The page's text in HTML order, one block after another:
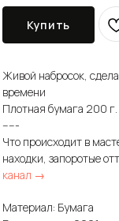
Купить
Живой набросок,
времени
Плотная бумага 200 г.
-----
Что происходит в
находки, запоротые
канал →
Материал: Бумага